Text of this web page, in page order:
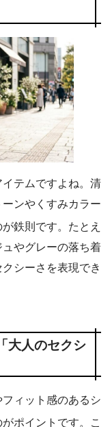
テムですよね。清
ンやくすみカラー
鉄則です。たとえ
やグレーの落ち着
シーさを表現でき
大人のセクシ
ィット感のあるシ
ポイントです。こ